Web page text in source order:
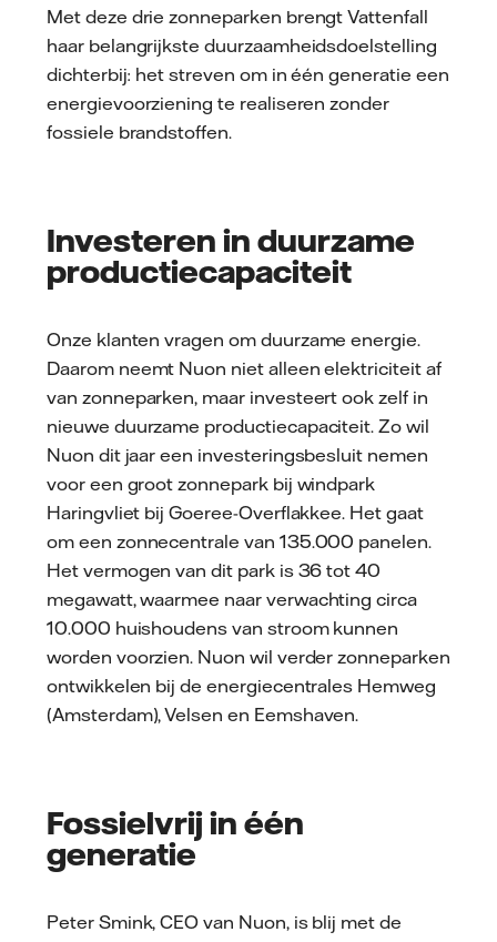
Met deze drie zonneparken brengt Vattenfall
haar belangrijkste duurzaamheidsdoelstelling
dichterbij: het streven om in één generatie een
energievoorziening te realiseren zonder
fossiele brandstoffen.
Investeren in duurzame
productiecapaciteit
Onze klanten vragen om duurzame energie.
Daarom neemt Nuon niet alleen elektriciteit af
van zonneparken, maar investeert ook zelf in
nieuwe duurzame productiecapaciteit. Zo wil
Nuon dit jaar een investeringsbesluit nemen
voor een groot zonnepark bij windpark
Haringvliet bij Goeree-Overflakkee. Het gaat
om een zonnecentrale van 135.000 panelen.
Het vermogen van dit park is 36 tot 40
megawatt, waarmee naar verwachting circa
10.000 huishoudens van stroom kunnen
worden voorzien. Nuon wil verder zonneparken
ontwikkelen bij de energiecentrales Hemweg
(Amsterdam), Velsen en Eemshaven.
Fossielvrij in één
generatie
Peter Smink, CEO van Nuon, is blij met de